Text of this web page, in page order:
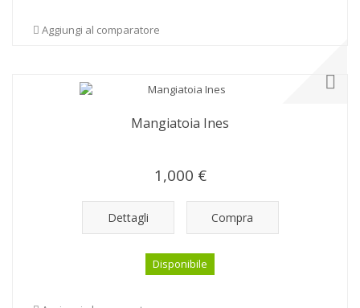
Aggiungi al comparatore
Mangiatoia Ines
1,000 €
Dettagli Compra
Disponibile